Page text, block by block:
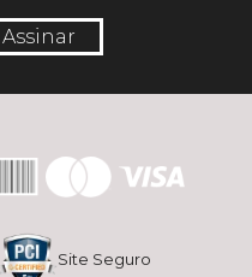
Assinar
Site Seguro